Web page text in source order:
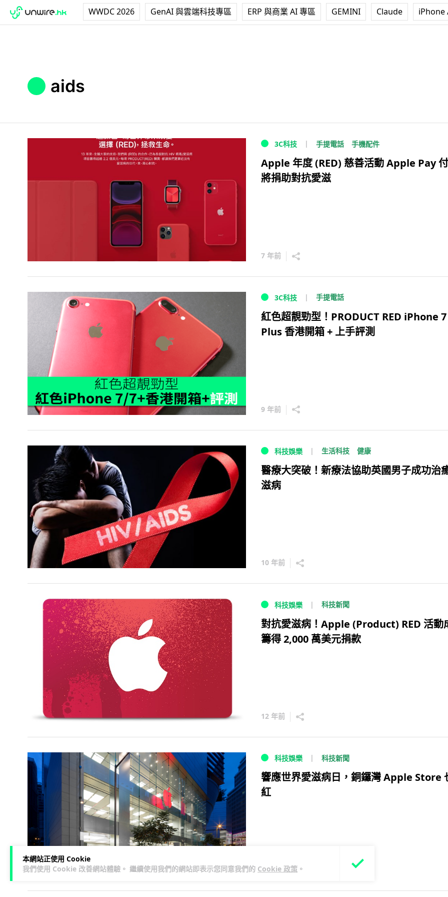
WWDC 2026 GenAI 與雲端科技專區 ERP 與商業 AI 專區 GEMINI Claude iPhone
本網站正使用 Cookie
我們使用 Cookie 改善網站體驗。 繼續使用我們的網站即表示您同意我們的 Cookie 政策 。
aids
3C科技 手提電話 手機配件
Apple 年度 (RED) 慈善活動 Apple Pay
將捐助對抗愛滋
7 年前
3C科技 手提電話
紅色超靚勁型！PRODUCT RED iPhone
Plus 香港開箱 + 上手評測
9 年前
科技娛樂 生活科技 健康
醫療大突破！新療法協助英國男子成功治
滋病
10 年前
科技娛樂 科技新聞
對抗愛滋病！Apple (Product) RED 活動
籌得 2,000 萬美元捐款
12 年前
科技娛樂 科技新聞
響應世界愛滋病日，銅鑼灣 Apple Store
紅
12 年前